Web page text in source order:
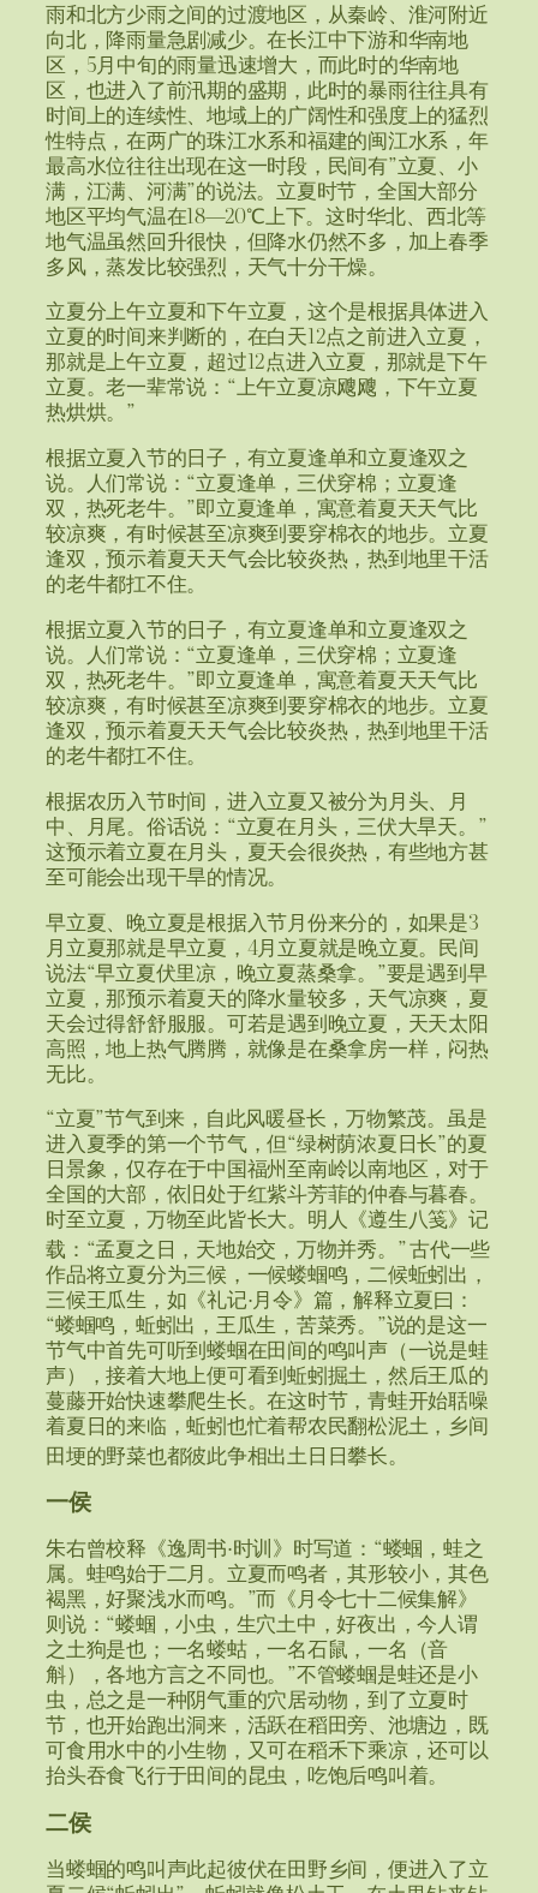
雨和北方少雨之间的过渡地区，从秦岭、淮河附近
向北，降雨量急剧减少。在长江中下游和华南地
区，5月中旬的雨量迅速增大，而此时的华南地
区，也进入了前汛期的盛期，此时的暴雨往往具有
时间上的连续性、地域上的广阔性和强度上的猛烈
性特点，在两广的珠江水系和福建的闽江水系，年
最高水位往往出现在这一时段，民间有”立夏、小
满，江满、河满”的说法。立夏时节，全国大部分
地区平均气温在18—20℃上下。这时华北、西北等
地气温虽然回升很快，但降水仍然不多，加上春季
多风，蒸发比较强烈，天气十分干燥。
立夏分上午立夏和下午立夏，这个是根据具体进入
立夏的时间来判断的，在白天12点之前进入立夏，
那就是上午立夏，超过12点进入立夏，那就是下午
立夏。老一辈常说：“上午立夏凉飕飕，下午立夏
热烘烘。”
根据立夏入节的日子，有立夏逢单和立夏逢双之
说。人们常说：“立夏逢单，三伏穿棉；立夏逢
双，热死老牛。”即立夏逢单，寓意着夏天天气比
较凉爽，有时候甚至凉爽到要穿棉衣的地步。立夏
逢双，预示着夏天天气会比较炎热，热到地里干活
的老牛都扛不住。
根据立夏入节的日子，有立夏逢单和立夏逢双之
说。人们常说：“立夏逢单，三伏穿棉；立夏逢
双，热死老牛。”即立夏逢单，寓意着夏天天气比
较凉爽，有时候甚至凉爽到要穿棉衣的地步。立夏
逢双，预示着夏天天气会比较炎热，热到地里干活
的老牛都扛不住。
根据农历入节时间，进入立夏又被分为月头、月
中、月尾。俗话说：“立夏在月头，三伏大旱天。”
这预示着立夏在月头，夏天会很炎热，有些地方甚
至可能会出现干旱的情况。
早立夏、晚立夏是根据入节月份来分的，如果是3
月立夏那就是早立夏，4月立夏就是晚立夏。民间
说法“早立夏伏里凉，晚立夏蒸桑拿。”要是遇到早
立夏，那预示着夏天的降水量较多，天气凉爽，夏
天会过得舒舒服服。可若是遇到晚立夏，天天太阳
高照，地上热气腾腾，就像是在桑拿房一样，闷热
无比。
“立夏”节气到来，自此风暖昼长，万物繁茂。虽是
进入夏季的第一个节气，但“绿树荫浓夏日长”的夏
日景象，仅存在于中国福州至南岭以南地区，对于
全国的大部，依旧处于红紫斗芳菲的仲春与暮春。
时至立夏，万物至此皆长大。明人《遵生八笺》记
载：“孟夏之日，天地始交，万物并秀。”古代一些
作品将立夏分为三候，一候蝼蝈鸣，二候蚯蚓出，
三候王瓜生，如《礼记·月令》篇，解释立夏曰：
“蝼蝈鸣，蚯蚓出，王瓜生，苦菜秀。”说的是这一
节气中首先可听到蝼蝈在田间的鸣叫声（一说是蛙
声），接着大地上便可看到蚯蚓掘土，然后王瓜的
蔓藤开始快速攀爬生长。在这时节，青蛙开始聒噪
着夏日的来临，蚯蚓也忙着帮农民翻松泥土，乡间
田埂的野菜也都彼此争相出土日日攀长。
一侯
朱右曾校释《逸周书·时训》时写道：“蝼蝈，蛙之
属。蛙鸣始于二月。立夏而鸣者，其形较小，其色
褐黑，好聚浅水而鸣。”而《月令七十二候集解》
则说：“蝼蝈，小虫，生穴土中，好夜出，今人谓
之土狗是也；一名蝼蛄，一名石鼠，一名（音
斛），各地方言之不同也。”不管蝼蝈是蛙还是小
虫，总之是一种阴气重的穴居动物，到了立夏时
节，也开始跑出洞来，活跃在稻田旁、池塘边，既
可食用水中的小生物，又可在稻禾下乘凉，还可以
抬头吞食飞行于田间的昆虫，吃饱后鸣叫着。
二侯
当蝼蝈的鸣叫声此起彼伏在田野乡间，便进入了立